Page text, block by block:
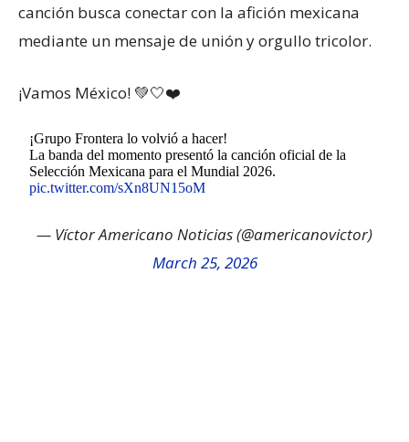
canción busca conectar con la afición mexicana
mediante un mensaje de unión y orgullo tricolor.
¡Vamos México! 💚🤍❤️
¡Grupo Frontera lo volvió a hacer!
La banda del momento presentó la canción oficial de la
Selección Mexicana para el Mundial 2026.
pic.twitter.com/sXn8UN15oM
— Víctor Americano Noticias (@americanovictor)
March 25, 2026